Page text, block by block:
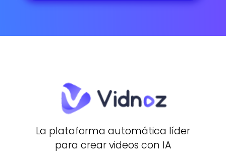
La plataforma automática líder
para crear videos con IA